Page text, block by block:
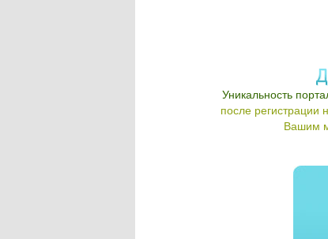
Уникальность
после регистрации
Вашим